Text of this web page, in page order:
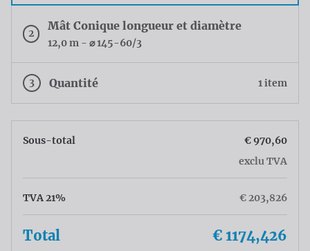
2
Mât Conique longueur et diamètre
12,0 m - ⌀ 145-60/3
3 Quantité 1 item
Sous-total
€ 970,60
exclu TVA
TVA 21% € 203,826
Total € 1174,426